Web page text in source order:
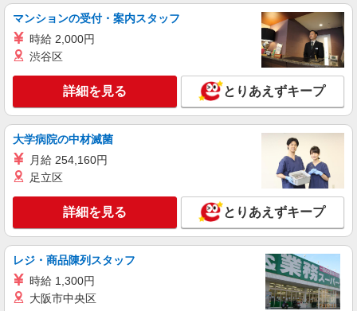
ど）
時給1,200円 ※22:00〜翌5:00：時給1,500円 ※
高校生時給1,150円 ※早朝手当（5:00〜9:00）時給
キープ 詳細を見る
アルバイト パート
すき家の店舗スタッフ（接客・調理・清掃な
［2026/09/01〜2026/11/30］ 時給1,688円 ［通
常］ 時給1,563円
愛知県岡崎市戸崎新町2-1、2-2、2-3、2-4、2-
キープ 詳細を見る
マンションの受付・案内スタッフ
時給 2,000円
渋谷区
詳細を見る とりあえずキープ
大学病院の中材滅菌
月給 254,160円
足立区
詳細を見る とりあえずキープ
レジ・商品陳列スタッフ
時給 1,300円
大阪市中央区